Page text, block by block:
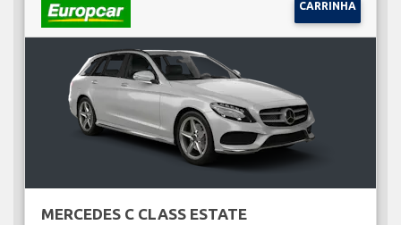
CARRINHA
MERCEDES C CLASS ESTATE